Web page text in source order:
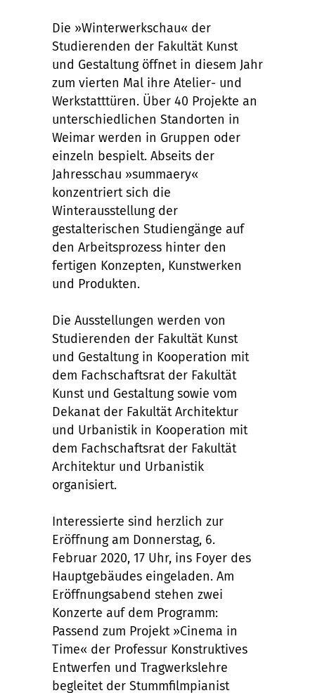
Die »Winterwerkschau« der
Studierenden der Fakultät Kunst
und Gestaltung öffnet in diesem Jahr
zum vierten Mal ihre Atelier- und
Werkstatttüren. Über 40 Projekte an
unterschiedlichen Standorten in
Weimar werden in Gruppen oder
einzeln bespielt. Abseits der
Jahresschau »summaery«
konzentriert sich die
Winterausstellung der
gestalterischen Studiengänge auf
den Arbeitsprozess hinter den
fertigen Konzepten, Kunstwerken
und Produkten.
Die Ausstellungen werden von
Studierenden der Fakultät Kunst
und Gestaltung in Kooperation mit
dem Fachschaftsrat der Fakultät
Kunst und Gestaltung sowie vom
Dekanat der Fakultät Architektur
und Urbanistik in Kooperation mit
dem Fachschaftsrat der Fakultät
Architektur und Urbanistik
organisiert.
Interessierte sind herzlich zur
Eröffnung am Donnerstag, 6.
Februar 2020, 17 Uhr, ins Foyer des
Hauptgebäudes eingeladen. Am
Eröffnungsabend stehen zwei
Konzerte auf dem Programm:
Passend zum Projekt »Cinema in
Time« der Professur Konstruktives
Entwerfen und Tragwerkslehre
begleitet der Stummfilmpianist